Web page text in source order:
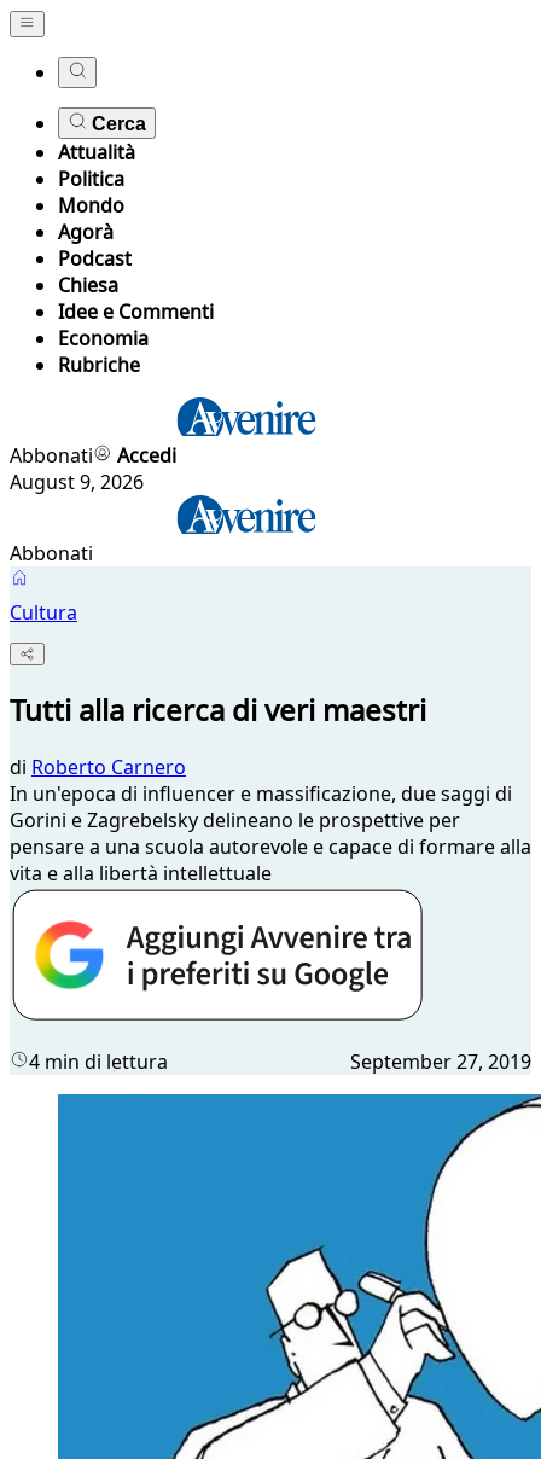
Cerca
Attualità
Politica
Mondo
Agorà
Podcast
Chiesa
Idee e Commenti
Economia
Rubriche
Abbonati
Accedi
August 9, 2026
Abbonati
Cultura
Tutti alla ricerca di veri maestri
di Roberto Carnero
In un'epoca di influencer e massificazione, due saggi di
Gorini e Zagrebelsky delineano le prospettive per
pensare a una scuola autorevole e capace di formare alla
vita e alla libertà intellettuale
4 min di lettura September 27, 2019